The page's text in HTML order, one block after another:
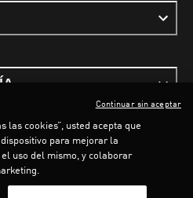
LOADING...
Privacidad
las cookies”, usted acepta que
para mejorar la
uso del mismo, y colaborar
Continuar sin aceptar